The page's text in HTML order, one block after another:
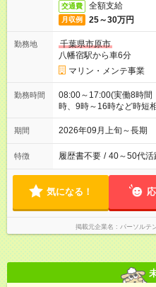
交通費 全額支給
月収例 25～30万円
勤務地
千葉県市原市
八幡宿駅から車6分
マリン・メンテ事業
勤務時間
08:00～17:00(実働8時
時、9時～16時など時短
期間 2026年09月上旬～長期
特徴 履歴書不要 / 40～50代活
気になる！
掲載元企業名 パーソルテ